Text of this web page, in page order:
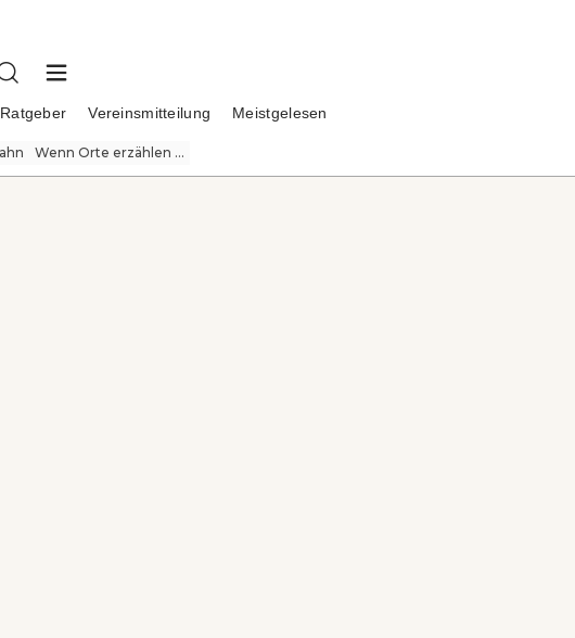
Vereinsmitteilung Meistgelesen
Wenn Orte erzählen ...